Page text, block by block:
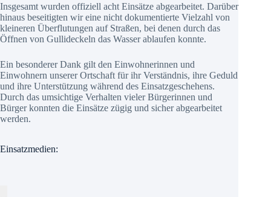
Insgesamt wurden offiziell acht Einsätze abgearbeitet. Darüber
hinaus beseitigten wir eine nicht dokumentierte Vielzahl von
kleineren Überflutungen auf Straßen, bei denen durch das
Öffnen von Gullideckeln das Wasser ablaufen konnte.
Ein besonderer Dank gilt den Einwohnerinnen und
Einwohnern unserer Ortschaft für ihr Verständnis, ihre Geduld
und ihre Unterstützung während des Einsatzgeschehens.
Durch das umsichtige Verhalten vieler Bürgerinnen und
Bürger konnten die Einsätze zügig und sicher abgearbeitet
werden.
Einsatzmedien: